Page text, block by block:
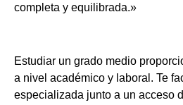
completa y equilibrada.»
Estudiar un grado medio
a nivel académico y laboral. Te
especializada junto a un acceso